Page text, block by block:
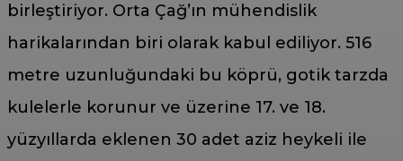
birleştiriyor. Orta Çağ’ın mühendislik
harikalarından biri olarak kabul ediliyor. 516
metre uzunluğundaki bu köprü, gotik tarzda
kulelerle korunur ve üzerine 17. ve 18.
yüzyıllarda eklenen 30 adet aziz heykeli ile